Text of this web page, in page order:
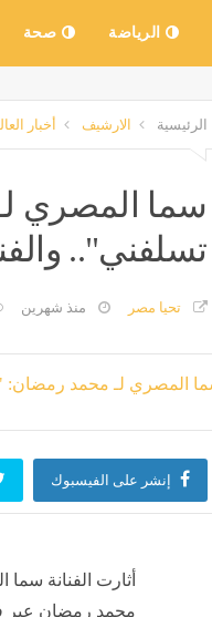
الرياضة صحة
الرئيسية الارشيف أخبار
سما المصري
تسلفني"..
تحيا مصر منذ شهرين
إنشر على الفيسبوك
أثارت الفنانة